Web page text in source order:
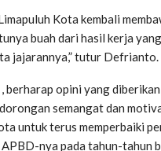
Kota kembali
buah dari hasil kerja
jajarannya,” tutur Defrianto.
berharap opini yang
semangat dan
untuk terus memperbaiki
APBD-nya pada tahun-tahun